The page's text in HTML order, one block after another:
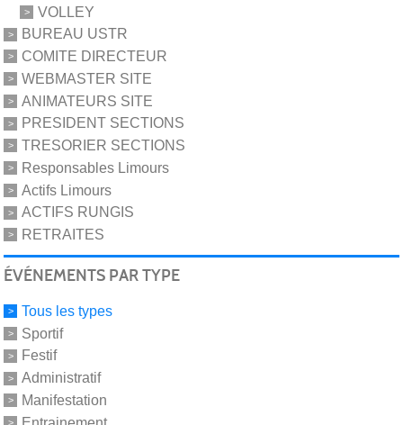
VOLLEY
BUREAU USTR
COMITE DIRECTEUR
WEBMASTER SITE
ANIMATEURS SITE
PRESIDENT SECTIONS
TRESORIER SECTIONS
Responsables Limours
Actifs Limours
ACTIFS RUNGIS
RETRAITES
ÉVÉNEMENTS PAR TYPE
Tous les types
Sportif
Festif
Administratif
Manifestation